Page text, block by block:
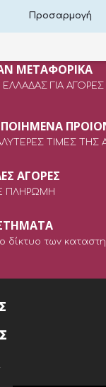
ΜΕΤΑΦΟΡΙΚΑ
ΓΙΑ
ΤΙΜΕΣ ΤΗΣ
ΑΓΟΡΕΣ
ΠΛΗΡΩΜΗ
δίκτυο των
Προσαρμογή